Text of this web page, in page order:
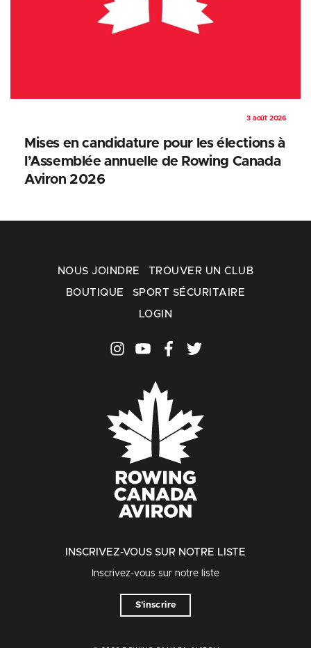
3 août 2026
Mises en candidature pour les élections à
l’Assemblée annuelle de Rowing Canada
Aviron 2026
NOUS JOINDRE TROUVER UN CLUB
BOUTIQUE SPORT SÉCURITAIRE
LOGIN
INSCRIVEZ-VOUS SUR NOTRE LISTE
Inscrivez-vous sur notre liste
S'inscrire